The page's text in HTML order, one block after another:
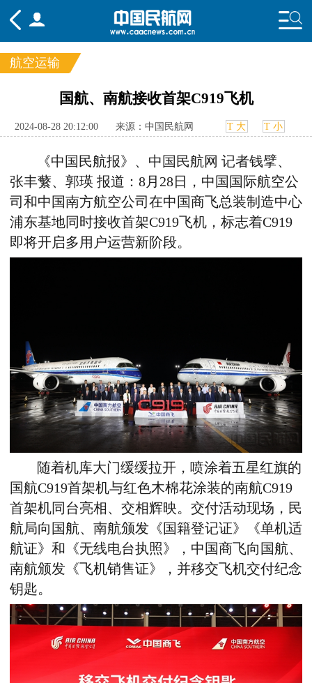
国内 国际
行业
航空运输
国航、南航接收首架C919飞机
2024-08-28 20:12:00 来源：中国民航网 T 大 T 小
《中国民航报》、中国民航网 记者钱擘、
张丰蘩、郭瑛 报道：8月28日，中国国际航空公
司和中国南方航空公司在中国商飞总装制造中心
浦东基地同时接收首架C919飞机，标志着C919
即将开启多用户运营新阶段。
随着机库大门缓缓拉开，喷涂着五星红旗的
国航C919首架机与红色木棉花涂装的南航C919
首架机同台亮相、交相辉映。交付活动现场，民
航局向国航、南航颁发《国籍登记证》《单机适
航证》和《无线电台执照》，中国商飞向国航、
南航颁发《飞机销售证》，并移交飞机交付纪念
钥匙。